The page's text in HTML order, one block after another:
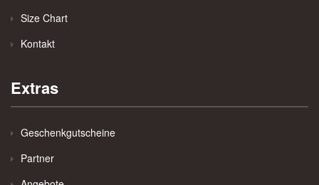
Size Chart
Kontakt
Extras
Geschenkgutscheine
Partner